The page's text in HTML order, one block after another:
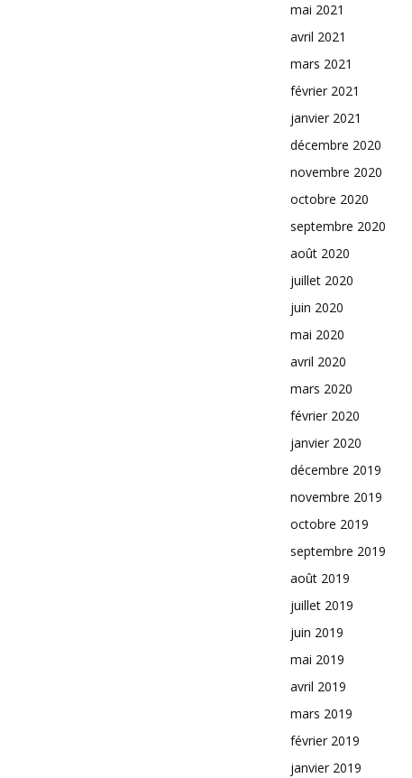
mai 2021
avril 2021
mars 2021
février 2021
janvier 2021
décembre 2020
novembre 2020
octobre 2020
septembre 2020
août 2020
juillet 2020
juin 2020
mai 2020
avril 2020
mars 2020
février 2020
janvier 2020
décembre 2019
novembre 2019
octobre 2019
septembre 2019
août 2019
juillet 2019
juin 2019
mai 2019
avril 2019
mars 2019
février 2019
janvier 2019